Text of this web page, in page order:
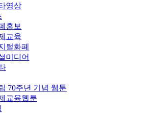
영상
홍보
교육
털화폐
미디어
70주년 기념 웹툰
교육웹툰